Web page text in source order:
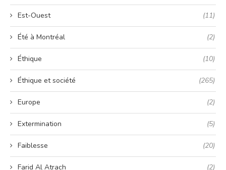
Est-Ouest (11)
Été à Montréal (2)
Éthique (10)
Éthique et société (265)
Europe (2)
Extermination (5)
Faiblesse (20)
Farid Al Atrach (2)